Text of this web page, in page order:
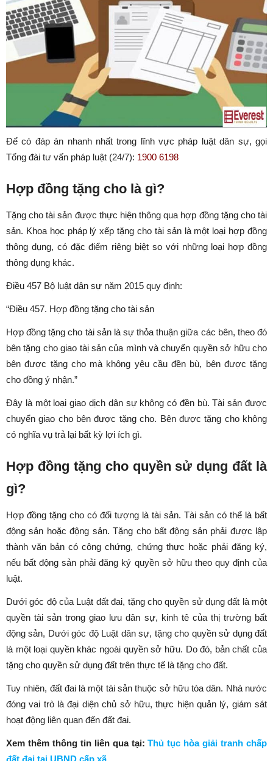
Để có đáp án nhanh nhất trong lĩnh vực pháp luật dân sự, gọi
Tổng đài tư vấn pháp luật (24/7): 1900 6198
Hợp đồng tặng cho là gì?
Tặng cho tài sản được thực hiện thông qua hợp đồng tặng cho tài
sản. Khoa học pháp lý xếp tặng cho tài sản là một loại hợp đồng
thông dụng, có đặc điểm riêng biệt so với những loại hợp đồng
thông dụng khác.
Điều 457 Bộ luật dân sự năm 2015 quy định:
“Điều 457. Hợp đồng tặng cho tài sản
Hợp đồng tặng cho tài sản là sự thỏa thuận giữa các bên, theo đó
bên tặng cho giao tài sản của mình và chuyển quyền sở hữu cho
bên được tặng cho mà không yêu cầu đền bù, bên được tặng
cho đồng ý nhận.”
Đây là một loại giao dịch dân sự không có đền bù. Tài sản được
chuyển giao cho bên được tặng cho. Bên được tặng cho không
có nghĩa vụ trả lại bất kỳ lợi ích gì.
Hợp đồng tặng cho quyền sử dụng đất là
gì?
Hợp đồng tặng cho có đối tượng là tài sản. Tài sản có thể là bất
động sản hoặc động sản. Tặng cho bất động sản phải được lập
thành văn bản có công chứng, chứng thực hoặc phải đăng ký,
nếu bất động sản phải đăng ký quyền sở hữu theo quy định của
luật.
Dưới góc độ của Luật đất đai, tặng cho quyền sử dụng đất là một
quyền tài sản trong giao lưu dân sự, kinh tê của thị trường bất
động sản, Dưới góc độ Luật dân sự, tặng cho quyền sử dụng đất
là một loại quyền khác ngoài quyền sở hữu. Do đó, bản chất của
tặng cho quyền sử dụng đất trên thực tế là tặng cho đất.
Tuy nhiên, đất đai là một tài sản thuộc sở hữu tòa dân. Nhà nước
đóng vai trò là đại diện chủ sở hữu, thực hiện quản lý, giám sát
hoạt động liên quan đến đất đai.
Xem thêm thông tin liên qua tại:Thủ tục hòa giải tranh chấp
đất đai tại UBND cấp xã